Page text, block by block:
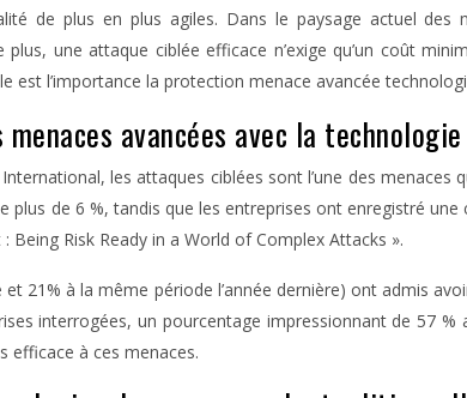
de plus en plus agiles. Dans le paysage actuel
une attaque ciblée efficace n’exige qu’un coût
est l’importance la protection menace avancée
avancées avec la technologie
International, les attaques ciblées sont l’une des
plus de 6 %, tandis que les entreprises ont enregistré
Risk Ready in a World of Complex Attacks ».
et 21% à la même période l’année dernière) ont admis
interrogées, un pourcentage impressionnant de 57
efficace à ces menaces.